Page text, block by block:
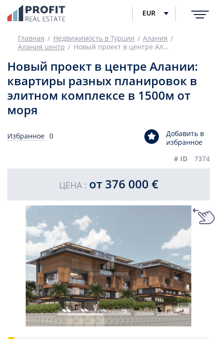
EUR
Главная Недвижимость в Турции
Алания
Алания центр
Новый проект в центре Алании: квартиры разных планировок в элитном комплексе в 1500м от моря
Новый проект в центре Алании:
квартиры разных планировок в
элитном комплексе в 1500м от
моря
Избранное 0
Добавить в
избранное
# ID
7374
ЦЕНА : от 376 000 €